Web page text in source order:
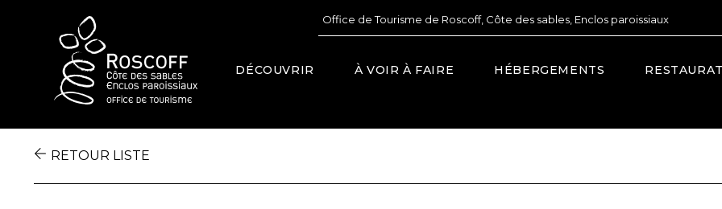
Office de Tourisme de Roscoff, Côte des sables, Enclos paroissiaux
DÉCOUVRIR À VOIR À FAIRE HÉBERGEMENTS
RETOUR LISTE